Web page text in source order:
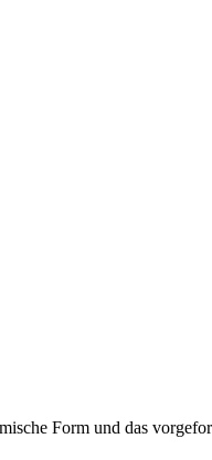
Form und das